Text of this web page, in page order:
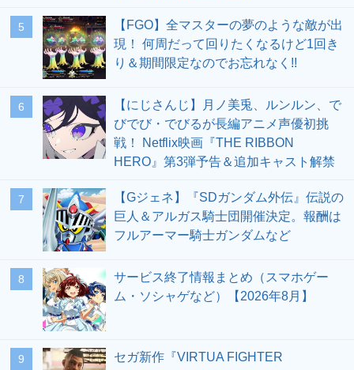
5
【FGO】全マスターの夢のような敵が出
現！ 何周だって回りたくなるけど1回き
り＆期間限定なのでお忘れなく!!
6
【にじさんじ】月ノ美兎、ルンルン、で
びでび・でびるが長編アニメ声優初挑
戦！ Netflix映画『THE RIBBON
HERO』第3弾予告＆追加キャスト解禁
7
【Gジェネ】『SDガンダム外伝』伝説の
巨人＆アルガス騎士団開催決定。報酬は
フルアーマー騎士ガンダムなど
8
サービス終了情報まとめ（スマホゲー
ム・ソシャゲなど）【2026年8月】
9
セガ新作『VIRTUA FIGHTER